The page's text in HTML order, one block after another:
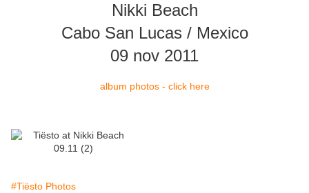
Nikki Beach
Cabo San Lucas / Mexico
09 nov 2011
album photos - click here
#Tiësto Photos